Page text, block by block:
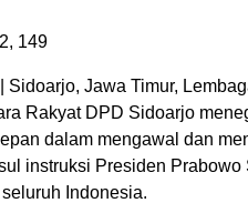
149
Sidoarjo, Jawa Timur,
Rakyat DPD Sidoarjo
dalam mengawal dan
instruksi Presiden Prabowo
Indonesia.